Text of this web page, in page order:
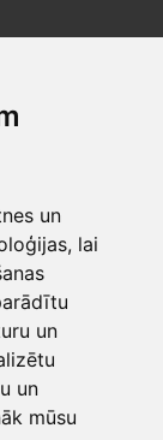
un
lai
un
un
mūsu
jednotky
Globální